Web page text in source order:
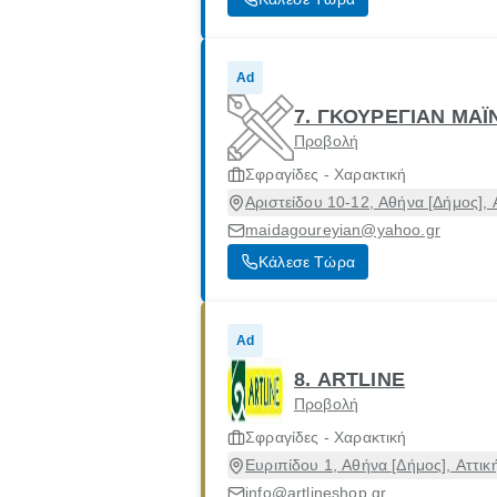
Ad
7. ΓΚΟΥΡΕΓΙΑΝ
Προβολή
Σφραγίδες - Χαρακτική
Αριστείδου 10-12, Αθήνα [Δήμος],
maidagoureyian@yahoo.gr
Κάλεσε Τώρα
Ad
8. ARTLINE
Προβολή
Σφραγίδες - Χαρακτική
Ευριπίδου 1, Αθήνα [Δήμος],
info@artlineshop.gr